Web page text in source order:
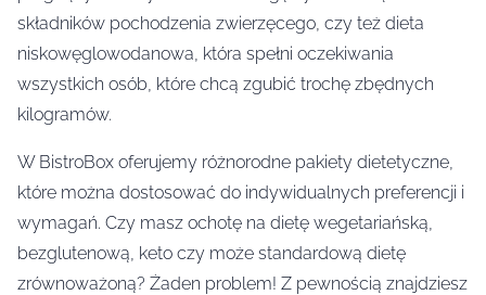
składników pochodzenia zwierzęcego, czy też dieta
niskowęglowodanowa, która spełni oczekiwania
wszystkich osób, które chcą zgubić trochę zbędnych
kilogramów.
W BistroBox oferujemy różnorodne pakiety dietetyczne,
które można dostosować do indywidualnych preferencji i
wymagań. Czy masz ochotę na dietę wegetariańską,
bezglutenową, keto czy może standardową dietę
zrównoważoną? Żaden problem! Z pewnością znajdziesz